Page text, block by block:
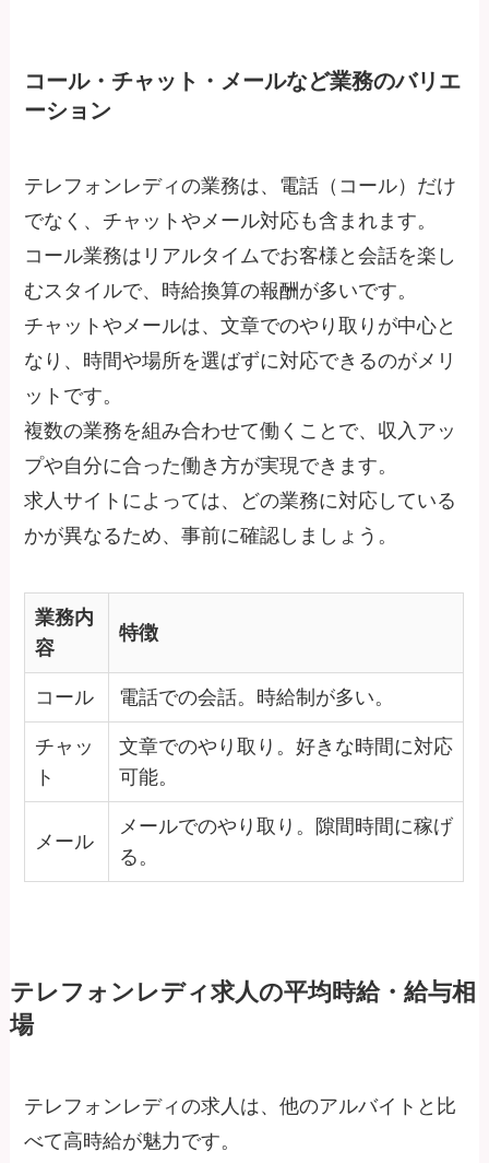
コール・チャット・メールなど業務のバリエ
ーション
テレフォンレディの業務は、電話（コール）だけ
でなく、チャットやメール対応も含まれます。
コール業務はリアルタイムでお客様と会話を楽し
むスタイルで、時給換算の報酬が多いです。
チャットやメールは、文章でのやり取りが中心と
なり、時間や場所を選ばずに対応できるのがメリ
ットです。
複数の業務を組み合わせて働くことで、収入アッ
プや自分に合った働き方が実現できます。
求人サイトによっては、どの業務に対応している
かが異なるため、事前に確認しましょう。
業務内
容
特徴
コール 電話での会話。時給制が多い。
チャッ
ト
文章でのやり取り。好きな時間に対応
可能。
メール
メールでのやり取り。隙間時間に稼げ
る。
テレフォンレディ求人の平均時給・給与相
場
テレフォンレディの求人は、他のアルバイトと比
べて高時給が魅力です。